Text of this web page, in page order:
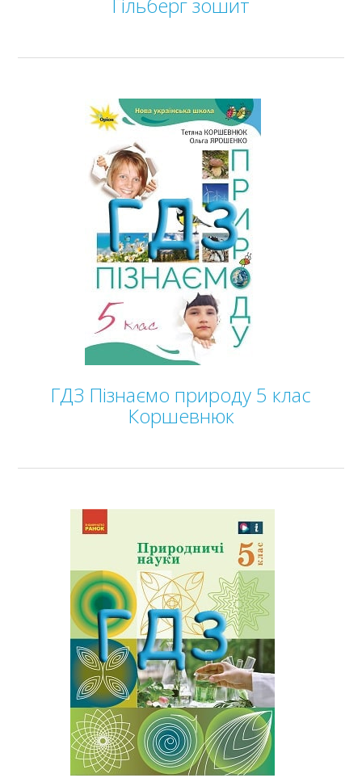
ГДЗ Пізнаємо природу 5 клас
Коршевнюк